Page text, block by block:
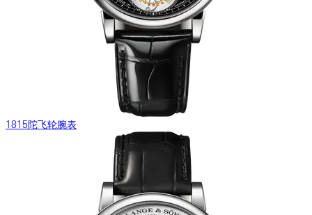
1815陀飞轮腕表